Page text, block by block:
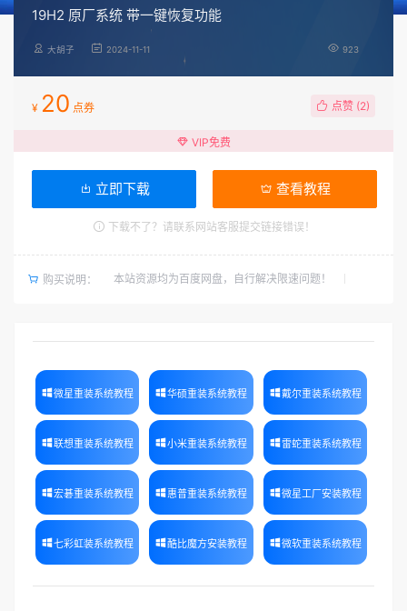
19H2 原厂系统 带一键恢复功能
大胡子 2024-11-11 923
¥ 20 点券 点赞 (2)
VIP免费
立即下载 查看教程
下载不了？请联系网站客服提交链接错误！
购买说明： 本站资源均为百度网盘，自行解决限速问题！
微星重装系统教程 华硕重装系统教程 戴尔重装系统教程
联想重装系统教程 小米重装系统教程 雷蛇重装系统教程
宏碁重装系统教程 惠普重装系统教程 微星工厂安装教程
七彩虹装系统教程 酷比魔方安装教程 微软重装系统教程